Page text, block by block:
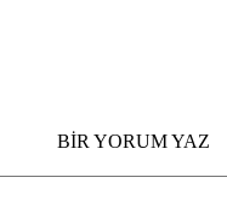
BİR YORUM YAZ